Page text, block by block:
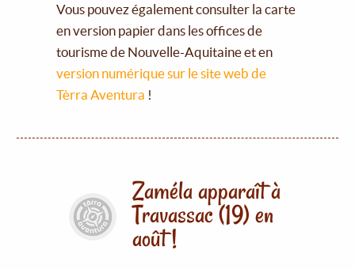
Vous pouvez également consulter la carte
en version papier dans les offices de
tourisme de Nouvelle-Aquitaine et en
version numérique sur le site web de
Tèrra Aventura !
Zaméla apparaît à
Travassac (19) en
août !